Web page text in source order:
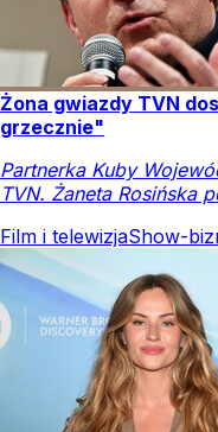
Żona gwiazdy TVN
grzecznie"
Partnerka Kuby
TVN. Żaneta Rosińska
Film i telewizjaShow-